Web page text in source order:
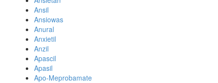
Ansil
Ansiowas
Anural
Anxietil
Anzil
Apascil
Apasil
Apo-Meprobamate